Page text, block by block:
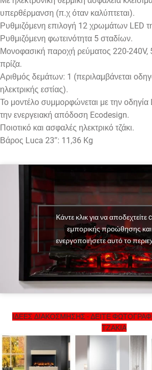
υπερθέρμανση (π.χ όταν καλύπτεται).
Ρυθμιζόμενη επιλογή 12 χρωμάτων LED
Ρυθμιζόμενη φωτεινότητα 5 σταδίων.
Μονοφασική παροχή ρεύματος 220-240V,
πρίζα.
Αριθμός δεμάτων: 1 (περιλαμβάνεται
ηλεκτρικής εστίας).
Το μοντέλο συμμορφώνεται με την
την ενεργειακή απόδοση Ecodesign.
Ποιοτικό και ασφαλές ηλεκτρικό τζάκι.
Βάρος Luca 23″: 11,36 Kg
Κάντε κλικ για να αποδεχτείτε
εμπορικής προώθησης
ενεργοποιήσετε αυτό το
ΙΔΕΕΣ ΔΙΑΚΟΣΜΗΣΗΣ - ΔΕΙΤΕ
ΤΖΑΚΙΑ